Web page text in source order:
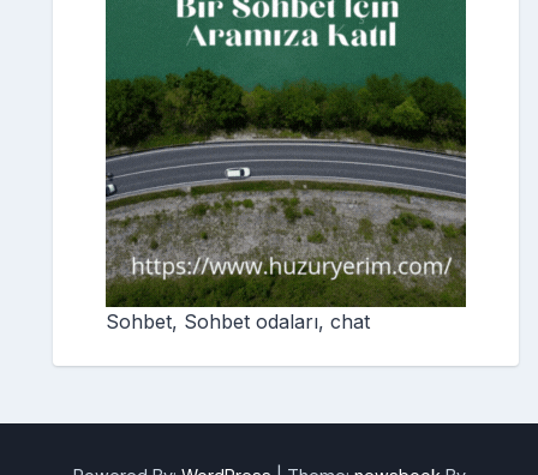
Sohbet, Sohbet odaları, chat